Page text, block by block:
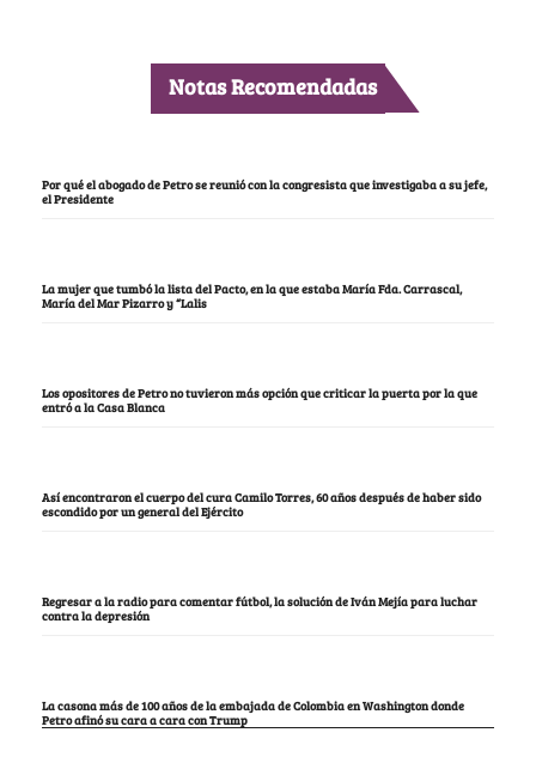
Notas Recomendadas
Por qué el abogado de Petro se reunió con la congresista que investigaba a su jefe,
el Presidente
La mujer que tumbó la lista del Pacto, en la que estaba María Fda. Carrascal,
María del Mar Pizarro y “Lalis
Los opositores de Petro no tuvieron más opción que criticar la puerta por la que
entró a la Casa Blanca
Así encontraron el cuerpo del cura Camilo Torres, 60 años después de haber sido
escondido por un general del Ejército
Regresar a la radio para comentar fútbol, la solución de Iván Mejía para luchar
contra la depresión
La casona más de 100 años de la embajada de Colombia en Washington donde
Petro afinó su cara a cara con Trump